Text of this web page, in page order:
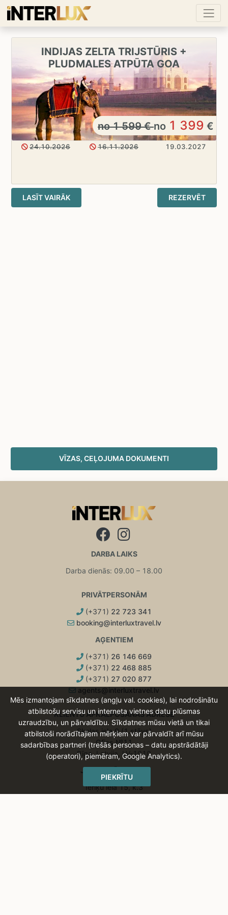
INDIJAS ZELTA TRIJSTŪRIS +
PLUDMALES ATPŪTA GOA
no1 599€no 1 399 €
24.10.2026 16.11.2026 19.03.2027
LASĪT VAIRĀK REZERVĒT
VĪZAS, CEĻOJUMA DOKUMENTI
DARBA LAIKS
Darba dienās: 09.00 – 18.00
PRIVĀTPERSONĀM
(+371) 22 723 341
booking@interluxtravel.lv
AĢENTIEM
(+371) 26 146 669
(+371) 22 468 885
(+371) 27 020 877
agents@interluxtravel.lv
KLIENTU APKALPOŠANAS ADRESE
Skolas iela 9 (1.stāvs)
Ofiss №11
Rīga, Latvija, LV-1010
JURIDISKĀ ADRESE
Ieriķu iela 15, k.3
Mēs izmantojam sīkdatnes (angļu val. cookies), lai nodrošinātu
atbilstošu servisu un interneta vietnes datu plūsmas
uzraudzību, un pārvaldību. Sīkdatnes mūsu vietā un tikai
atbilstoši norādītajiem mērķiem var pārvaldīt arī mūsu
sadarbības partneri (trešās personas – datu apstrādātāji
(operatori), piemēram, Google Analytics).
PIEKRĪTU